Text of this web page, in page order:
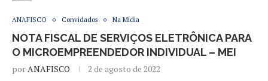
ANAFISCO Convidados Na Mídia
NOTA FISCAL DE SERVIÇOS ELETRÔNICA PARA
O MICROEMPREENDEDOR INDIVIDUAL – MEI
porANAFISCO 2 de agosto de 2022